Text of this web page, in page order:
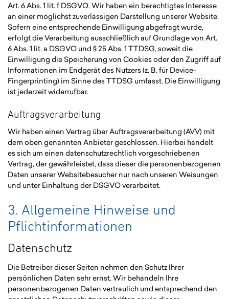
Art. 6 Abs. 1 lit. f DSGVO. Wir haben ein berechtigtes Interesse
an einer möglichst zuverlässigen Darstellung unserer Website.
Sofern eine entsprechende Einwilligung abgefragt wurde,
erfolgt die Verarbeitung ausschließlich auf Grundlage von Art.
6 Abs. 1 lit. a DSGVO und § 25 Abs. 1 TTDSG, soweit die
Einwilligung die Speicherung von Cookies oder den Zugriff auf
Informationen im Endgerät des Nutzers (z. B. für Device-
Fingerprinting) im Sinne des TTDSG umfasst. Die Einwilligung
ist jederzeit widerrufbar.
Auftragsverarbeitung
Wir haben einen Vertrag über Auftragsverarbeitung (AVV) mit
dem oben genannten Anbieter geschlossen. Hierbei handelt
es sich um einen datenschutzrechtlich vorgeschriebenen
Vertrag, der gewährleistet, dass dieser die personenbezogenen
Daten unserer Websitebesucher nur nach unseren Weisungen
und unter Einhaltung der DSGVO verarbeitet.
3. Allgemeine Hinweise und
Pflicht­informationen
Datenschutz
Die Betreiber dieser Seiten nehmen den Schutz Ihrer
persönlichen Daten sehr ernst. Wir behandeln Ihre
personenbezogenen Daten vertraulich und entsprechend den